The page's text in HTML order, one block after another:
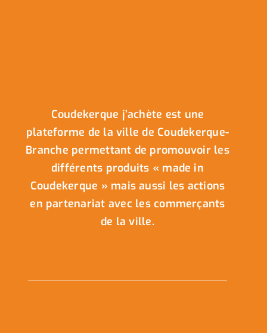
Coudekerque j’achète est une
plateforme de la ville de Coudekerque-
Branche permettant de promouvoir les
différents produits « made in
Coudekerque » mais aussi les actions
en partenariat avec les commerçants
de la ville.